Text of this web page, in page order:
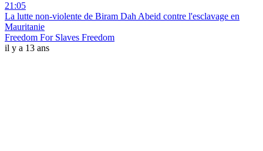
21:05
La lutte non-violente de Biram Dah Abeid contre l'esclavage en
Mauritanie
Freedom For Slaves Freedom
il y a 13 ans